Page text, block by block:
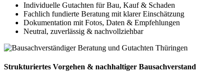
Individuelle Gutachten für Bau, Kauf & Schaden
Fachlich fundierte Beratung mit klarer Einschätzung
Dokumentation mit Fotos, Daten & Empfehlungen
Neutral, zuverlässig & nachvollziehbar
Strukturiertes Vorgehen & nachhaltiger Bausachverstand